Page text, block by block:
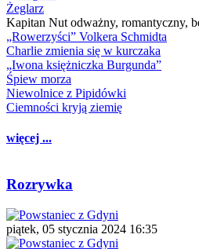
Żeglarz
Kapitan Nut odważny, romantyczny,
„Rowerzyści” Volkera Schmidta
Charlie zmienia się w kurczaka
„Iwona księżniczka Burgunda”
Śpiew morza
Niewolnice z Pipidówki
Ciemności kryją ziemię
więcej ...
Rozrywka
piątek, 05 stycznia 2024 16:35